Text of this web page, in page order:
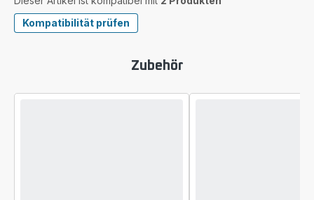
Kompatibilität prüfen
Zubehör